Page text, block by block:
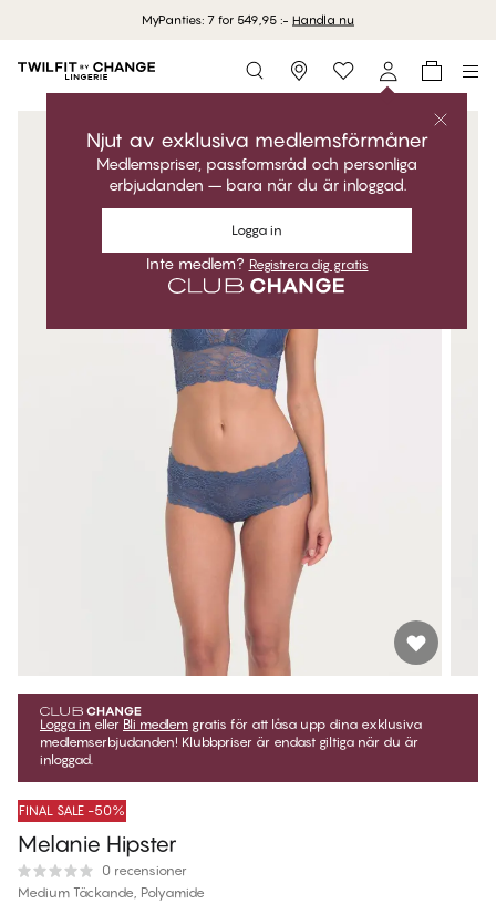
MyPanties: 7 for 549,95 :- Handla nu
Storefinder
Njut av exklusiva medlemsförmåner
Medlemspriser, passformsråd och personliga
erbjudanden – bara när du är inloggad.
Logga in
Inte medlem? Registrera dig gratis
Logga in eller Bli medlem gratis för att låsa upp dina exklusiva
medlemserbjudanden! Klubbpriser är endast giltiga när du är
inloggad.
FINAL SALE -50%
Melanie Hipster
0 recensioner
Medium Täckande, Polyamide